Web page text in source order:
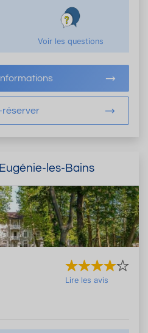
Voir les questions
réserver
les-Bains
Lire les avis